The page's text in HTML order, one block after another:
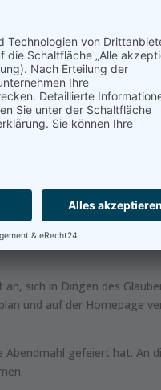
eines Beichtgesprächs
wie viele Kinder sich zur
– eine in Heilig
Messe am Sonntag. Die
vor.
sich in Dingen des
und auf der Homepage
gefeiert hat. An